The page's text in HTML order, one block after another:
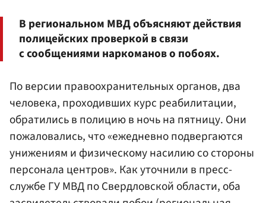
В региональном МВД объясняют действия
полицейских проверкой в связи
с сообщениями наркоманов о побоях.
По версии правоохранительных органов, два
человека, проходивших курс реабилитации,
обратились в полицию в ночь на пятницу. Они
пожаловались, что «ежедневно подвергаются
унижениям и физическому насилию со стороны
персонала центров». Как уточнили в пресс-
службе ГУ МВД по Свердловской области, оба